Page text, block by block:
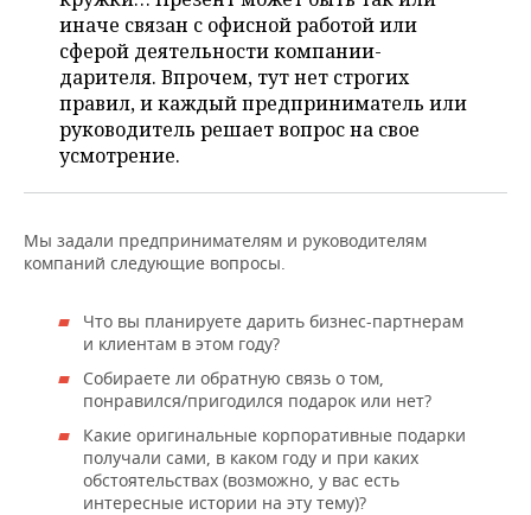
ТЕЛЕКОММУНИКАЦИИ
БИЗНЕС-БРАНЧИ
ONLINE-КОНФЕРЕНЦИИ
ОТКРЫТАЯ ЛЕКЦИЯ
ФУТБОЛ
ХОККЕЙ
БАСКЕТБОЛ
ВОЛЕЙБОЛ
КИБЕРСПОРТ
ВОДНЫЕ ВИДЫ СПОРТА
ХОККЕЙ С МЯЧОМ
НОВОСТИ ОБЩЕСТВА
ВЛАСТЬ
ИНФРАСТРУКТУРА
ИСТОРИЯ
КУЛЬТУРА
ОБРАЗОВАНИЕ
ПРОИСШЕСТВИЯ
ФОТОГАЛЕРЕЯ
СЮЖЕТЫ
СПРАВОЧНИК
СПИСОК ПЕРСОН
СПИСОК КОМПАНИЙ
ПОЛНАЯ ВЕРСИЯ
иначе связан с офисной работой или
сферой деятельности компании-
дарителя. Впрочем, тут нет строгих
правил, и каждый предприниматель или
руководитель решает вопрос на свое
усмотрение.
Мы задали предпринимателям и руководителям
компаний следующие вопросы.
Что вы планируете дарить бизнес-партнерам
и клиентам в этом году?
Собираете ли обратную связь о том,
понравился/пригодился подарок или нет?
Какие оригинальные корпоративные подарки
получали сами, в каком году и при каких
обстоятельствах (возможно, у вас есть
интересные истории на эту тему)?